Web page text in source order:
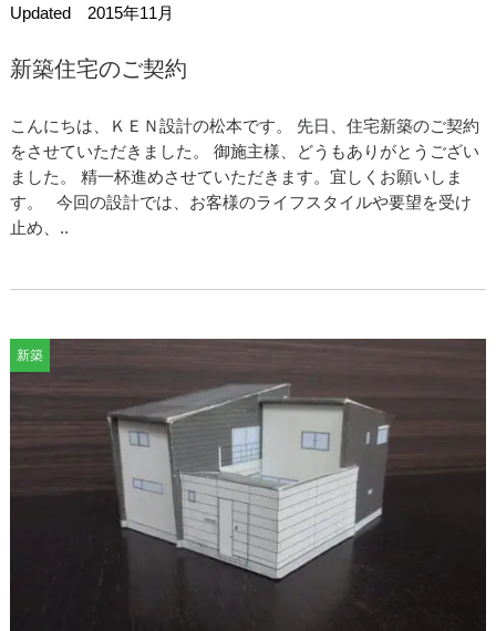
Updated 2015年11月
新築住宅のご契約
こんにちは、ＫＥＮ設計の松本です。 先日、住宅新築のご契約
をさせていただきました。 御施主様、どうもありがとうござい
ました。 精一杯進めさせていただきます。宜しくお願いしま
す。 今回の設計では、お客様のライフスタイルや要望を受け
止め、..
新築